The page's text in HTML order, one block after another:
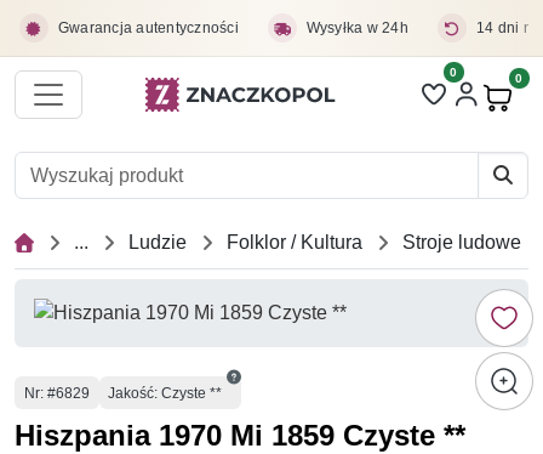
Gwarancja autentyczności Wysyłka w 24h 14 dni
Liczba pozycji
0 0
... Ludzie Folklor / Kultura Stroje ludowe
Numer
Nr: #6829 Jakość: Czyste **
Hiszpania 1970 Mi 1859 Czyste **